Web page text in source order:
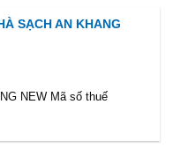
SẠCH AN KHANG
NEW Mã số thuế